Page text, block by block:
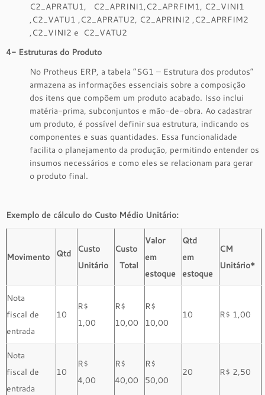
C2_APRATU1, C2_APRINI1,C2_APRFIM1, C2_VINI1
,C2_VATU1 ,C2_APRATU2, C2_APRINI2 ,C2_APRFIM2
,C2_VINI2 e C2_VATU2
4- Estruturas do Produto
No Protheus ERP, a tabela “SG1 – Estrutura dos produtos”
armazena as informações essenciais sobre a composição
dos itens que compõem um produto acabado. Isso inclui
matéria-prima, subconjuntos e mão-de-obra. Ao cadastrar
um produto, é possível definir sua estrutura, indicando os
componentes e suas quantidades. Essa funcionalidade
facilita o planejamento da produção, permitindo entender os
insumos necessários e como eles se relacionam para gerar
o produto final.
Exemplo de cálculo do Custo Médio Unitário:
Movimento Qtd
Custo
Unitário
Custo
Total
Valor
em
estoque
Qtd
em
estoque
CM
Unitário*
Nota
fiscal de
entrada
10
R$
1,00
R$
10,00
R$
10,00
10 R$ 1,00
Nota
fiscal de
entrada
10
R$
4,00
R$
40,00
R$
50,00
20 R$ 2,50